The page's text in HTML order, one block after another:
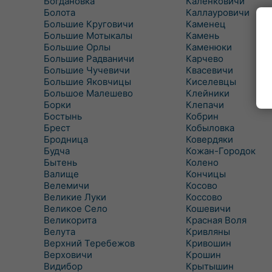
Болота
Большие Круговичи
Большие Мотыкалы
Большие Орлы
Большие Радваничи
Большие Чучевичи
Большие Яковчицы
Большое Малешево
Борки
Бостынь
Брест
Бродница
Будча
Бытень
Валище
Велемичи
Великие Луки
Великое Село
Великорита
Велута
Верхний Теребежов
Верховичи
Видибор
Каллауровичи
Каменец
Камень
Каменюки
Карчево
Квасевичи
Киселевцы
Клейники
Клепачи
Кобрин
Кобыловка
Ковердяки
Кожан-Городок
Колено
Кончицы
Косово
Коссово
Кошевичи
Красная Воля
Кривляны
Кривошин
Крошин
Крытышин